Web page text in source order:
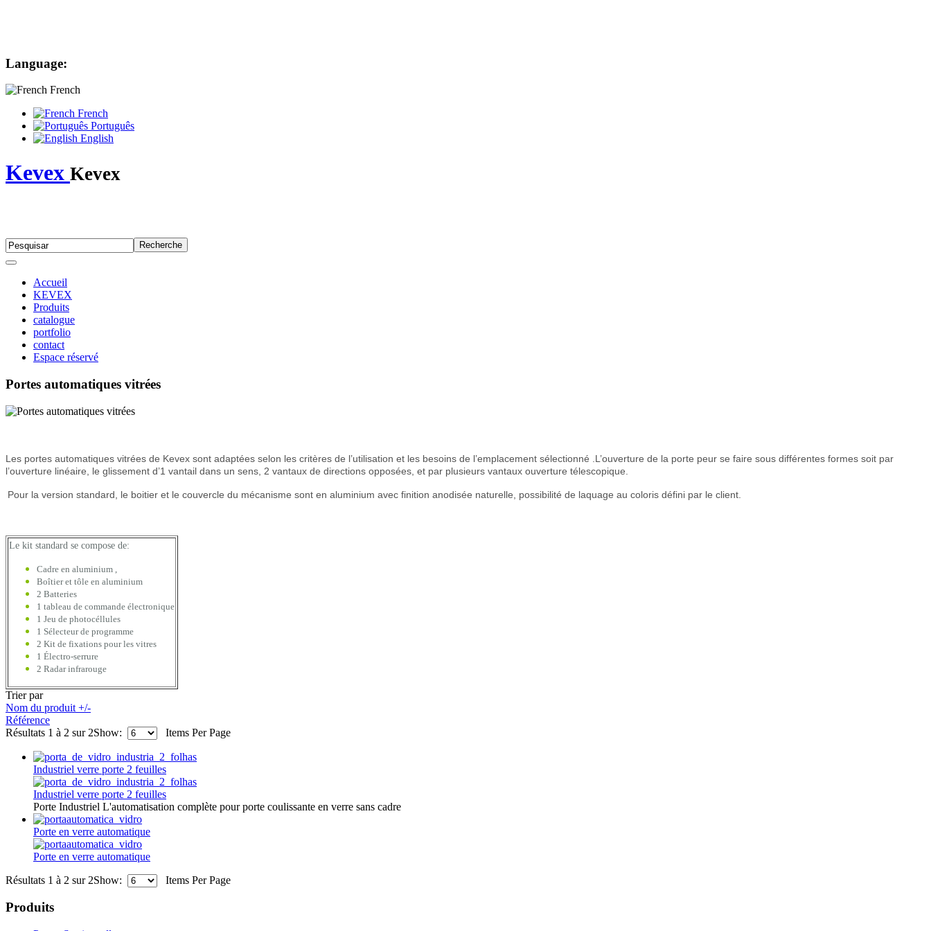
Language:
French
French
Português
English
Kevex Kevex
Accueil
KEVEX
Produits
catalogue
portfolio
contact
Espace réservé
Portes automatiques vitrées
Les portes automatiques vitrées de Kevex sont adaptées selon les critères de l’utilisation et les besoins de l’emplacement sélectionné .L’ouverture de la porte peur se faire sous différentes formes soit par
l’ouverture linéaire, le glissement d’1 vantail dans un sens, 2 vantaux de directions opposées, et par plusieurs vantaux ouverture télescopique.
Pour la version standard, le boitier et le couvercle du mécanisme sont en aluminium avec finition anodisée naturelle, possibilité de laquage au coloris défini par le client.
Le kit standard se compose de:
Cadre en aluminium
Boîtier et tôle en aluminium
2 Batteries
1 tableau de commande électronique
1 Jeu de photocéllules
1 Sélecteur de programme
2 Kit de fixations pour les vitres
1 Électro-serrure
2 Radar infrarouge
Trier par
Nom du produit +/-
Référence
Résultats 1 à 2 sur 2Show: Items Per Page
Industriel verre porte 2 feuilles
Industriel verre porte 2 feuilles
Porte Industriel L'automatisation complète pour porte coulissante en verre sans cadre
Porte en verre automatique
Porte en verre automatique
Résultats 1 à 2 sur 2Show: Items Per Page
Produits